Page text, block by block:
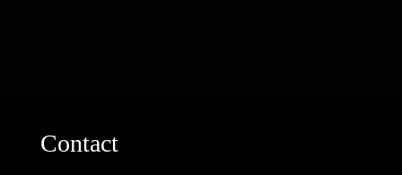
Contact